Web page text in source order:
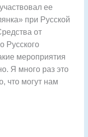
ее
при Русской
от
Русского
мероприятия
Я много раз это
что могут нам